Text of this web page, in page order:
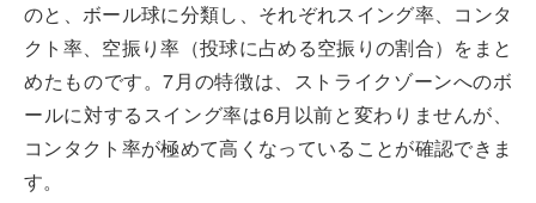
のと、ボール球に分類し、それぞれスイング率、コンタ
クト率、空振り率（投球に占める空振りの割合）をまと
めたものです。7月の特徴は、ストライクゾーンへのボ
ールに対するスイング率は6月以前と変わりませんが、
コンタクト率が極めて高くなっていることが確認できま
す。